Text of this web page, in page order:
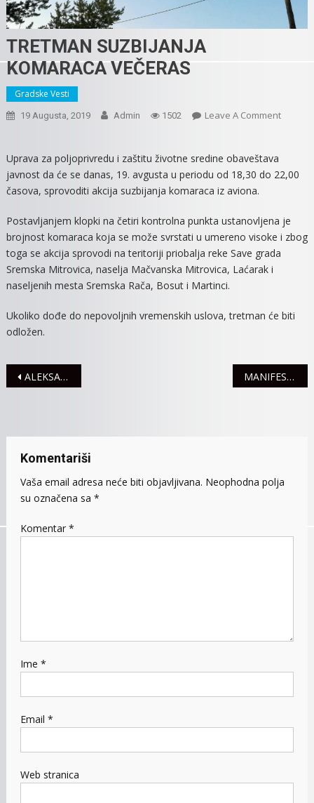
TRETMAN SUZBIJANJA
KOMARACA VEČERAS
Gradske Vesti
19 Augusta, 2019 Admin 1502 Leave A CommentOn
Uprava za poljoprivredu i zaštitu životne sredine obaveštava
javnost da će se danas, 19. avgusta u periodu od 18,30 do 22,00
časova, sprovoditi akcija suzbijanja komaraca iz aviona.
Postavljanjem klopki na četiri kontrolna punkta ustanovljena je
brojnost komaraca koja se može svrstati u umereno visoke i zbog
toga se akcija sprovodi na teritoriji priobalja reke Save grada
Sremska Mitrovica, naselja Mačvanska Mitrovica, Laćarak i
naseljenih mesta Sremska Rača, Bosut i Martinci.
Ukoliko dođe do nepovoljnih vremenskih uslova, tretman će biti
odložen.
Navigacija
ALEKSANDRA PADROV NA TAMBURAŠKOJ VEČERI U BOROVU MANIFESTACIJA POSVEĆENA GLJIVAMA – KONZUMNIM I LEKOVITIM
Komentariši
Vaša email adresa neće biti objavljivana. Neophodna polja
su označena sa *
Komentar *
Ime *
Email *
Web stranica